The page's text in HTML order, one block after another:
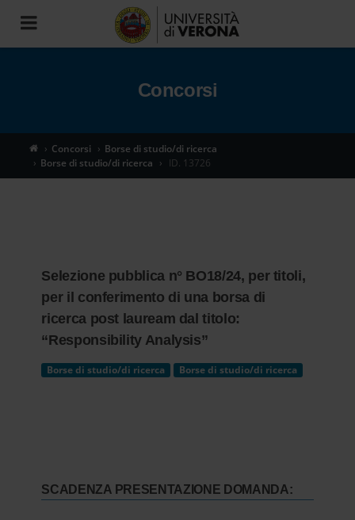
Toggle
navigation
Concorsi
Concorsi
Borse di studio/di ricerca
Borse di studio/di ricerca
ID. 13726
Selezione pubblica n° BO18/24, per titoli,
per il conferimento di una borsa di
ricerca post lauream dal titolo:
“Responsibility Analysis”
Borse di studio/di ricerca Borse di studio/di ricerca
SCADENZA PRESENTAZIONE DOMANDA: